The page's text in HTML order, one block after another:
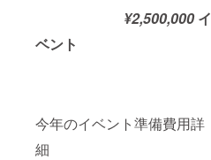
¥2,500,000イ
ベント
今年のイベント準備費用詳
細